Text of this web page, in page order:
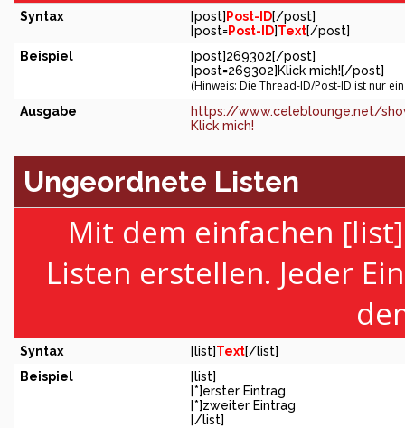
Syntax [post] Post-ID[/post]
[post=Post-ID]Text[/post]
Beispiel
[post]269302[/post]
[post=269302]Klick mich![/post]
(Hinweis: Die Thread-ID/Post-ID ist nur
Ausgabe
https://www.celeblounge.net/
Klick mich!
Ungeordnete Listen
Mit dem einfachen
Listen erstellen. Jeder
Syntax [list]Text[/list]
Beispiel
[list]
[*]erster Eintrag
[*]zweiter Eintrag
[/list]